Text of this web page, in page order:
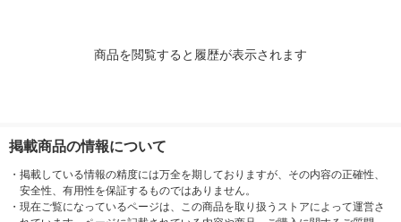
商品を閲覧すると履歴が表示されます
掲載商品の情報について
・ 掲載している情報の精度には万全を期しておりますが、その内容の正確性、
安全性、有用性を保証するものではありません。
・ 現在ご覧になっているページは、この商品を取り扱うストアによって運営さ